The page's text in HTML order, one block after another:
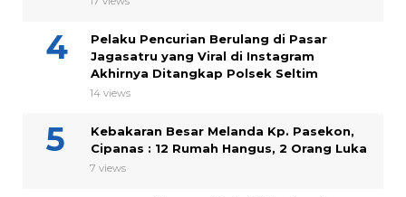
Pelaku Pencurian Berulang di Pasar
Jagasatru yang Viral di Instagram
Akhirnya Ditangkap Polsek Seltim
14 views
Kebakaran Besar Melanda Kp. Pasekon,
Cipanas : 12 Rumah Hangus, 2 Orang Luka
7 views